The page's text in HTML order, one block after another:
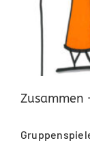
Zusammen